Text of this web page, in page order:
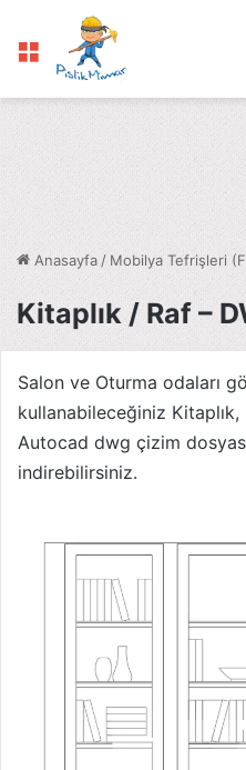
Menü
Anasayfa / Mobilya Tefrişleri
Kitaplık / Raf –
Salon ve Oturma odaları
kullanabileceğiniz
Autocad dwg çizim
indirebilirsiniz.